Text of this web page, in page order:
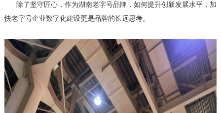
除了坚守匠心，作为湖南老字号品牌，如何提升创新发展水平，加
快老字号企业数字化建设更是品牌的长远思考。